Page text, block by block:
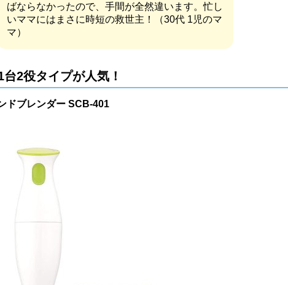
ばならなかったので、手間が全然違います。忙し
いママにはまさに時短の救世主！（30代 1児のマ
マ）
2役タイプが人気！
ドブレンダー SCB-401